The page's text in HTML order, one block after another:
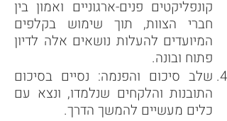
קונפליקטים פנים-ארגוניים ואמון בין
חברי הצוות, תוך שימוש בקלפים
המיועדים להעלות נושאים אלה לדיון
פתוח ובונה.
שלב סיכום והפנמה: נסיים בסיכום
התובנות והלקחים שנלמדו, ונצא עם
כלים מעשיים להמשך הדרך.